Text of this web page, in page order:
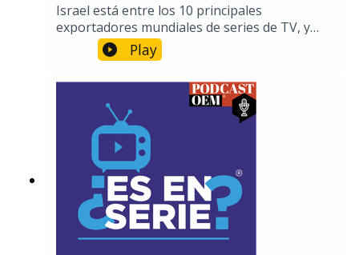
Israel está entre los 10 principales
exportadores mundiales de series de TV, y
cada vez más plataformas de streaming están
adquiriendo sus producciones
originales. Entre las opciones que pueden
encontrar en Netflix están Fauda, Cuando los
héroes vuelan, Shtisel y la serie documental El
Mosad.Una serie popular en Amazon Prime
Video es la comedia romántica The Baker and
The Beauty.En Apple TV+ está disponible
Tehran, un thriller sobre el conflicto entre
Israel e Irán.Por su parte, HBO hace una
apuesta arriesgada con Our Boys, que aborda
uno de los conflictos más sensibles entre
Israel y Palestina.
Play